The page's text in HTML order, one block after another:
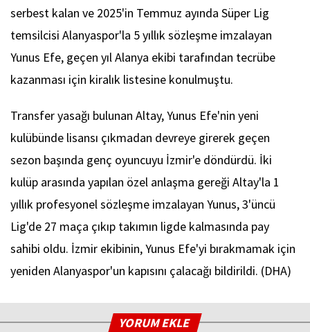
serbest kalan ve 2025'in Temmuz ayında Süper Lig
temsilcisi Alanyaspor'la 5 yıllık sözleşme imzalayan
Yunus Efe, geçen yıl Alanya ekibi tarafından tecrübe
kazanması için kiralık listesine konulmuştu.
Transfer yasağı bulunan Altay, Yunus Efe'nin yeni
kulübünde lisansı çıkmadan devreye girerek geçen
sezon başında genç oyuncuyu İzmir'e döndürdü. İki
kulüp arasında yapılan özel anlaşma gereği Altay'la 1
yıllık profesyonel sözleşme imzalayan Yunus, 3'üncü
Lig'de 27 maça çıkıp takımın ligde kalmasında pay
sahibi oldu. İzmir ekibinin, Yunus Efe'yi bırakmamak için
yeniden Alanyaspor'un kapısını çalacağı bildirildi. (DHA)
YORUM EKLE